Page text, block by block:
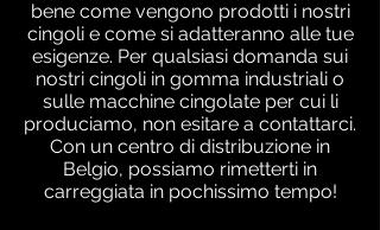
bene come vengono prodotti i nostri
cingoli e come si adatteranno alle tue
esigenze. Per qualsiasi domanda sui
nostri cingoli in gomma industriali o
sulle macchine cingolate per cui li
produciamo, non esitare a contattarci.
Con un centro di distribuzione in
Belgio, possiamo rimetterti in
carreggiata in pochissimo tempo!